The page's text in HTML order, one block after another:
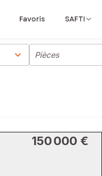
Favoris SAFTI
chevron_right Pièces
150 000 €